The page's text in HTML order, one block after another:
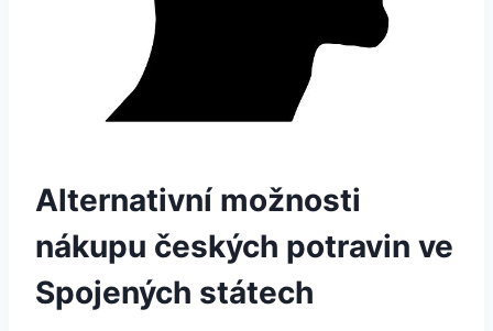
Alternativní možnosti
nákupu českých potravin ve
Spojených státech